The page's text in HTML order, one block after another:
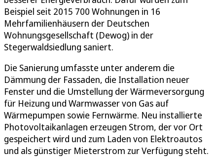
Beispiel seit 2015 700 Wohnungen in 16
Mehrfamilienhäusern der Deutschen
Wohnungsgesellschaft (Dewog) in der
Stegerwaldsiedlung saniert.
Die Sanierung umfasste unter anderem die
Dämmung der Fassaden, die Installation neuer
Fenster und die Umstellung der Wärmeversorgung
für Heizung und Warmwasser von Gas auf
Wärmepumpen sowie Fernwärme. Neu installierte
Photovoltaikanlagen erzeugen Strom, der vor Ort
gespeichert wird und zum Laden von Elektroautos
und als günstiger Mieterstrom zur Verfügung steht.